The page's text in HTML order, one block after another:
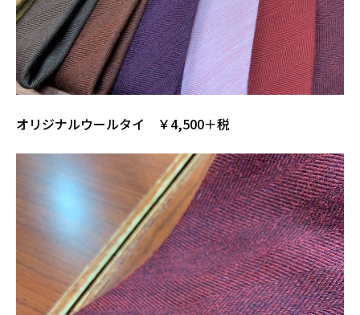
オリジナルウールタイ ￥4,500＋税